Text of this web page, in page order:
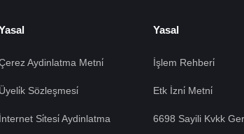
Aydinlatma Metni̇
Üyeli̇k Sözleşmesi̇
İnternet Si̇tesi̇ Aydinlatma
Yasal
İşlem Rehberi̇
Etk İzni̇ Metni̇
6698 Sayili Kvkk